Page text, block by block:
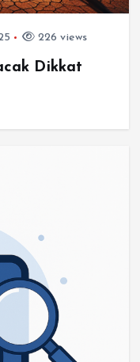
226 views
Dikkat